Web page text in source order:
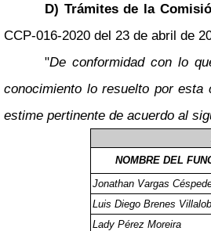
D) Trámites de la
CCP-016-2020 del 23 de abril de
"De conformidad con lo
conocimiento lo resuelto por
estime pertinente de acuerdo al
NOMBRE DEL
Jonathan Vargas
Luis Diego Brenes
Lady Pérez Moreira